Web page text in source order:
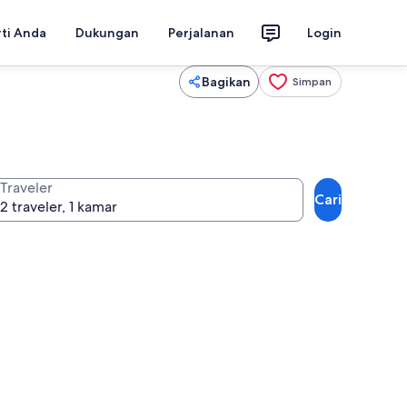
Anda Dukungan Perjalanan Login
Bagikan Simpan
Traveler
Cari